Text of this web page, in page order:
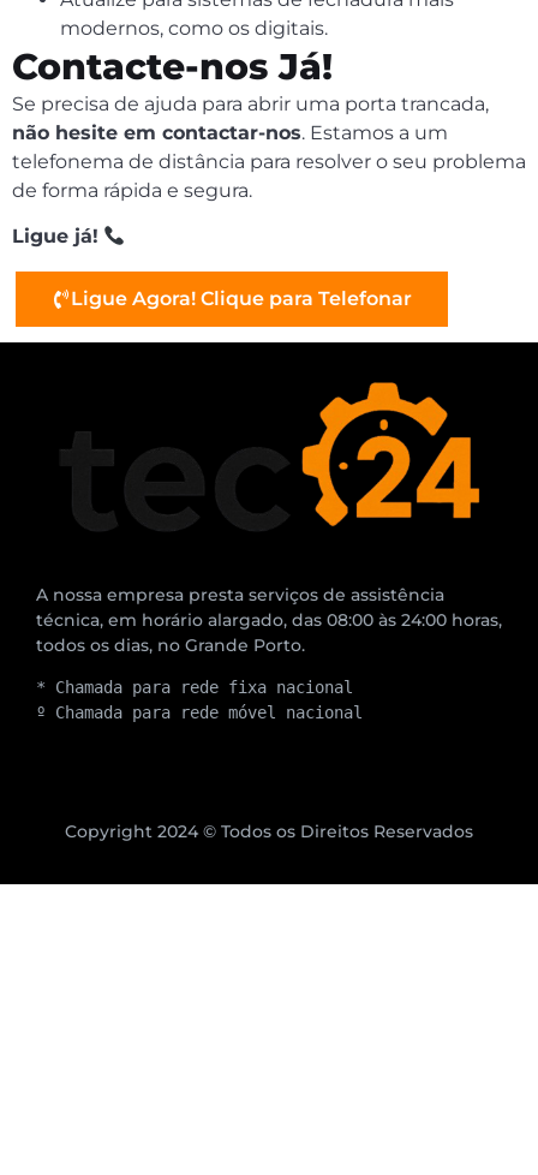
modernos, como os digitais.
Contacte-nos Já!
Se precisa de ajuda para abrir uma porta trancada,
não hesite em contactar-nos. Estamos a um
telefonema de distância para resolver o seu problema
de forma rápida e segura.
Ligue já!
Ligue Agora! Clique para Telefonar
A nossa empresa presta serviços de assistência
técnica, em horário alargado, das 08:00 às 24:00 horas,
todos os dias, no Grande Porto.
* Chamada para rede fixa nacional
º Chamada para rede móvel nacional
Copyright 2024 © Todos os Direitos Reservados